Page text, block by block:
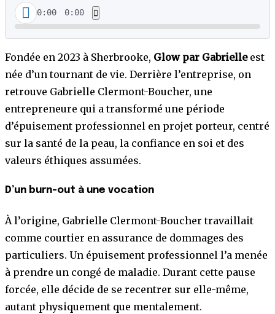
0:00 0:00
Fondée en 2023 à Sherbrooke, Glow par Gabrielleest
née d’un tournant de vie. Derrière l’entreprise, on
retrouve Gabrielle Clermont-Boucher, une
entrepreneure qui a transformé une période
d’épuisement professionnel en projet porteur, centré
sur la santé de la peau, la confiance en soi et des
valeurs éthiques assumées.
D’un burn-out à une vocation
À l’origine, Gabrielle Clermont-Boucher travaillait
comme courtier en assurance de dommages des
particuliers. Un épuisement professionnel l’a menée
à prendre un congé de maladie. Durant cette pause
forcée, elle décide de se recentrer sur elle-même,
autant physiquement que mentalement.